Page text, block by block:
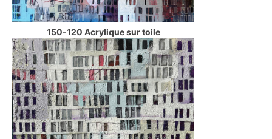
150-120 Acrylique sur toile